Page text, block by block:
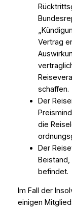
Vertrag
schaffen.
Der
die
Der
befindet.
Im Fall der
einigen